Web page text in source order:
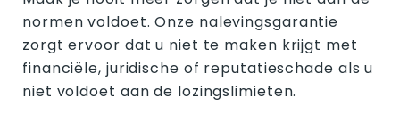
normen voldoet. Onze nalevingsgarantie
zorgt ervoor dat u niet te maken krijgt met
financiële, juridische of reputatieschade als u
niet voldoet aan de lozingslimieten.